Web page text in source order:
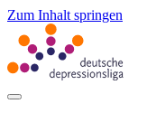
Zum Inhalt springen